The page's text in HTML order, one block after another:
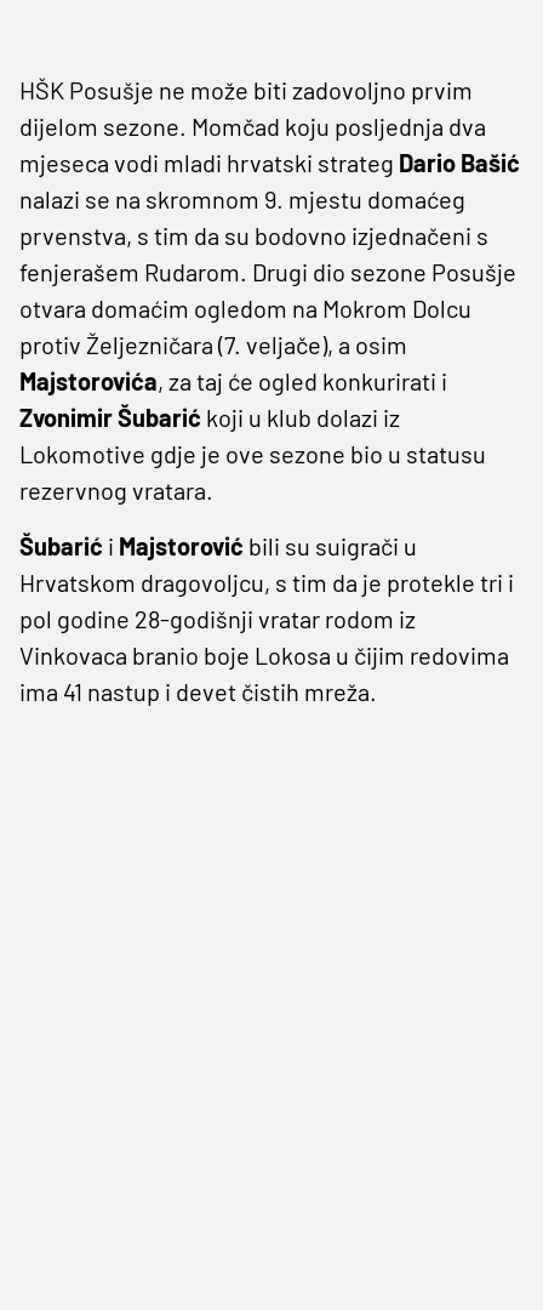
HŠK Posušje ne može biti zadovoljno prvim
dijelom sezone. Momčad koju posljednja dva
mjeseca vodi mladi hrvatski strateg Dario Bašić
nalazi se na skromnom 9. mjestu domaćeg
prvenstva, s tim da su bodovno izjednačeni s
fenjerašem Rudarom. Drugi dio sezone Posušje
otvara domaćim ogledom na Mokrom Dolcu
protiv Željezničara (7. veljače), a osim
Majstorovića, za taj će ogled konkurirati i
Zvonimir Šubarić koji u klub dolazi iz
Lokomotive gdje je ove sezone bio u statusu
rezervnog vratara.
Šubarić i Majstorović bili su suigrači u
Hrvatskom dragovoljcu, s tim da je protekle tri i
pol godine 28-godišnji vratar rodom iz
Vinkovaca branio boje Lokosa u čijim redovima
ima 41 nastup i devet čistih mreža.